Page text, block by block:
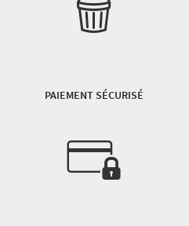
PAIEMENT SÉCURISÉ